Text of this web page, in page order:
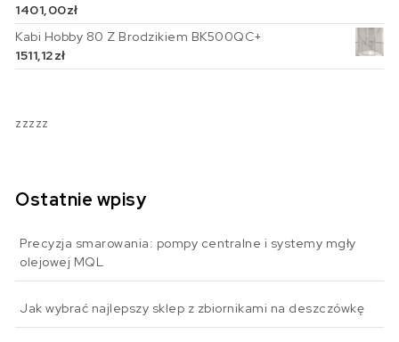
1401,00zł
Kabi Hobby 80 Z Brodzikiem BK500QC+
1511,12zł
zzzzz
Ostatnie wpisy
Precyzja smarowania: pompy centralne i systemy mgły
olejowej MQL
Jak wybrać najlepszy sklep z zbiornikami na deszczówkę